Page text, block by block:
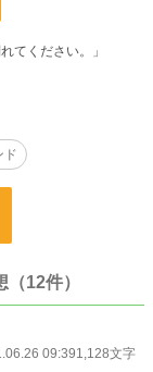
てください。」
たセリア。
たが、セリアとの結婚
と愛人は話した……
ド
（12件）
09:391,128文字